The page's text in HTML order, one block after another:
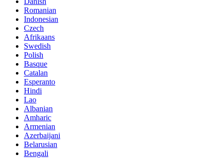
Romanian
Indonesian
Czech
Afrikaans
Swedish
Polish
Basque
Catalan
Esperanto
Hindi
Lao
Albanian
Amharic
Armenian
Azerbaijani
Belarusian
Bengali